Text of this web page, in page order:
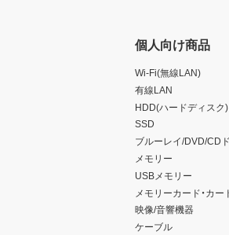
個人向け商品
Wi-Fi(無線LAN)
有線LAN
HDD(ハードディスク)
SSD
ブルーレイ/DVD/CD
メモリー
USBメモリー
メモリーカード・カ
映像/音響機器
ケーブル